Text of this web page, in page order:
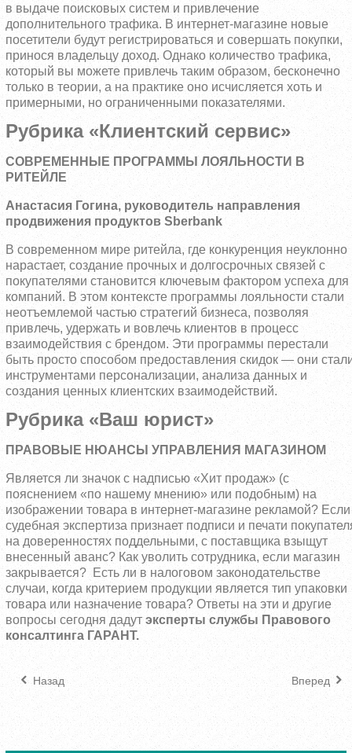
в выдаче поисковых систем и привлечение
дополнительного трафика. В интернет-магазине новые
посетители будут регистрироваться и совершать покупки,
принося владельцу доход. Однако количество трафика,
который вы можете привлечь таким образом, бесконечно
только в теории, а на практике оно исчисляется хоть и
примерными, но ограниченными показателями.
Рубрика «Клиентский сервис»
СОВРЕМЕННЫЕ ПРОГРАММЫ ЛОЯЛЬНОСТИ В
РИТЕЙЛЕ
Анастасия Гогина, руководитель направления
продвижения продуктов Sberbank
В современном мире ритейла, где конкуренция неуклонно
нарастает, создание прочных и долгосрочных связей с
покупателями становится ключевым фактором успеха для
компаний. В этом контексте программы лояльности стали
неотъемлемой частью стратегий бизнеса, позволяя
привлечь, удержать и вовлечь клиентов в процесс
взаимодействия с брендом. Эти программы перестали
быть просто способом предоставления скидок — они
инструментами персонализации, анализа данных и
создания ценных клиентских взаимодействий.
Рубрика «Ваш юрист»
ПРАВОВЫЕ НЮАНСЫ УПРАВЛЕНИЯ МАГАЗИНОМ
Является ли значок с надписью «Хит продаж» (с
пояснением «по нашему мнению» или подобным) на
изображении товара в интернет-магазине рекламой? Если
судебная экспертиза признает подписи и печати
на доверенностях поддельными, с поставщика взыщут
внесенный аванс? Как уволить сотрудника, если магазин
закрывается? Есть ли в налоговом законодательстве
случаи, когда критерием продукции является тип упаковки
товара или назначение товара? Ответы на эти и другие
вопросы сегодня дадут эксперты службы Правового
консалтинга ГАРАНТ.
Назад Вперед